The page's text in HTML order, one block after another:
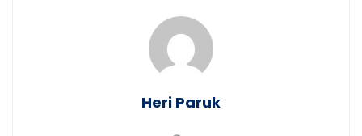
Heri Paruk